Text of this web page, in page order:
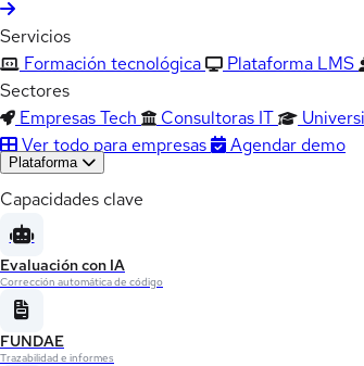
Servicios
Formación tecnológica
Plataforma LMS
Sectores
Empresas Tech
Consultoras IT
Ver todo para empresas
Agendar demo
Plataforma
Capacidades clave
Evaluación con IA
Corrección automática de código
FUNDAE
Trazabilidad e informes